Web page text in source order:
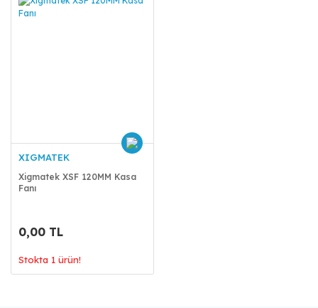
XIGMATEK
Xigmatek XSF 120MM Kasa
Fanı
0,00 TL
Stokta 1 ürün!